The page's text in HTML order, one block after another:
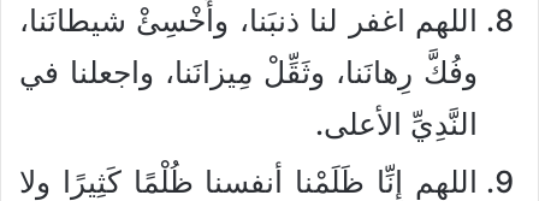
اللهم اغفر لنا ذنبَنا، وأَخْسِئْ شيطانَنا،
وفُكَّ رِهانَنا، وثَقِّلْ مِيزانَنا، واجعلنا في
النَّدِيِّ الأعلى.
اللهم إِنِّا ظَلَمْنا أنفسنا ظُلْمًا كَثِيرًا ولا